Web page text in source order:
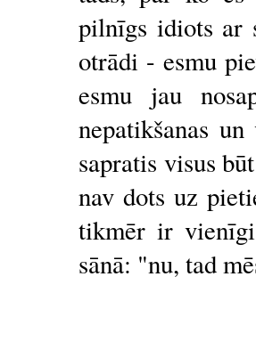
pilnīgs idiots ar
otrādi - esmu
esmu jau
nepatikšanas
sapratis visus
nav dots uz
tikmēr ir vienīgi
sānā: "nu, tad